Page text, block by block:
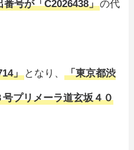
番号が「C2026438」の代
」 となり、「東京都渋
プリメーラ道玄坂４０